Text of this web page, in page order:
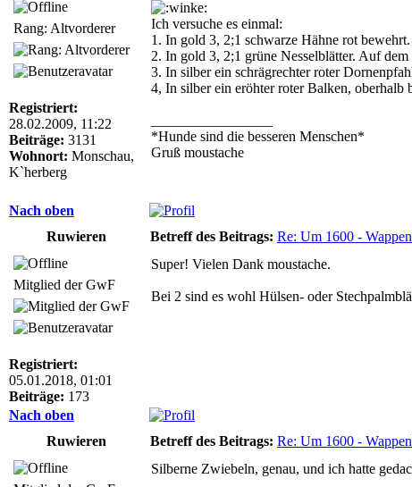
Rang: Altvorderer
Registriert:
28.02.2009, 11:22
Beiträge: 3131
Wohnort: Monschau,
K`herberg
Ich versuche es einmal:
1. In gold 3, 2;1 schwarze Hähne rot
2. In gold 3, 2;1 grüne Nesselblätter. Auf
3. In silber ein schrägrechter roter
4, In silber ein eröhter roter Balken,
*Hunde sind die besseren Menschen*
Gruß moustache
Nach oben
Ruwieren
Betreff des Beitrags: Re: Um 1600 -
Mitglied der GwF
Registriert:
05.01.2018, 01:01
Beiträge: 173
Super! Vielen Dank moustache.
Bei 2 sind es wohl Hülsen- oder
Nach oben
Ruwieren
Betreff des Beitrags: Re: Um 1600 -
Silberne Zwiebeln, genau, und ich hatte